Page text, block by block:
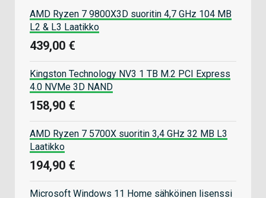
AMD Ryzen 7 9800X3D suoritin 4,7 GHz 104 MB
L2 & L3 Laatikko
439,00 €
Kingston Technology NV3 1 TB M.2 PCI Express
4.0 NVMe 3D NAND
158,90 €
AMD Ryzen 7 5700X suoritin 3,4 GHz 32 MB L3
Laatikko
194,90 €
Microsoft Windows 11 Home sähköinen lisenssi